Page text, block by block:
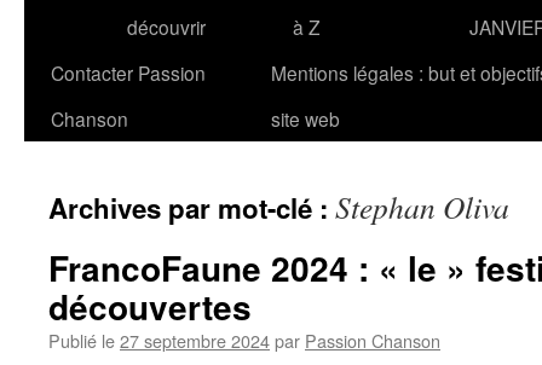
découvrir
à Z
Contacter Passion
Chanson
Mentions légales : but et
site web
Archives par mot-clé : Stephan Oliva
FrancoFaune 2024 : « le »
découvertes
Publié le27 septembre 2024par Passion Chanson